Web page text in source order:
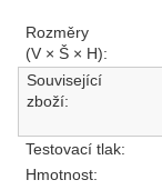
Rozměry
(V × Š × H):
Související
zboží:
Testovací tlak:
Hmotnost: